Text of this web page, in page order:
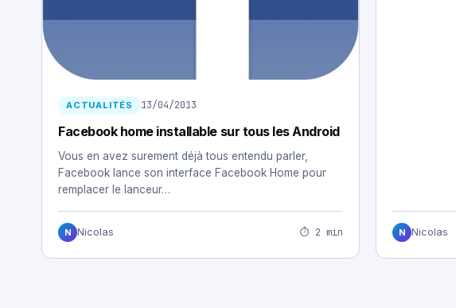
ACTUALITÉS 13/04/2013
Facebook home installable sur tous les Android
Vous en avez surement déjà tous entendu parler,
Facebook lance son interface Facebook Home pour
remplacer le lanceur…
N Nicolas ⏱ 2 min N Nicolas